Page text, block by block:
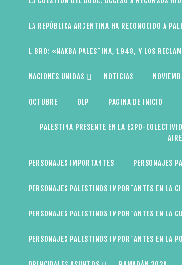
LA REPÚBLICA ARGENTINA HA RECONOCIDO A
LIBRO: «NAKBA PALESTINA, 1948, Y LOS
NACIONES UNIDAS NOTICIAS
OCTUBRE OLP PAGINA DE INICIO
PALESTINA PRESENTE EN LA EXPO-
PERSONAJES IMPORTANTES PERSONAJES
PERSONAJES PALESTINOS IMPORTANTES EN LA
PERSONAJES PALESTINOS IMPORTANTES EN LA
PERSONAJES PALESTINOS IMPORTANTES EN LA